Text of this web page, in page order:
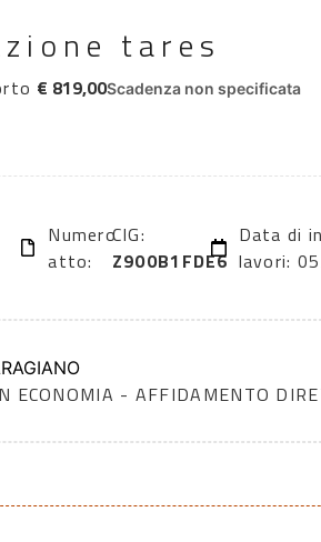
tares
€ 819,00Scadenza non specificata
Numero
atto:
CIG:
Z900B1FDE6
Data di
lavori:
ECONOMIA - AFFIDAMENTO